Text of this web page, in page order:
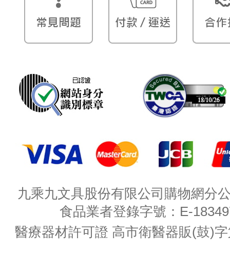
九乘九文具股份有限公司購物網分
食品業者登錄字號：E-
醫療器材許可證 高市衛醫器販(鼓)